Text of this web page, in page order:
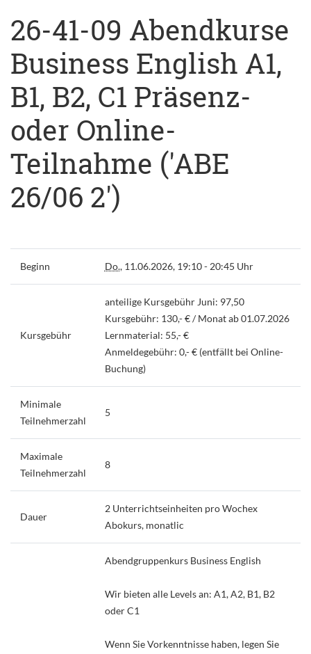
26-41-09 Abendkurse
Business English A1,
B1, B2, C1 Präsenz-
oder Online-
Teilnahme ('ABE
26/06 2')
Beginn Do., 11.06.2026, 19:10 - 20:45 Uhr
Kursgebühr
anteilige Kursgebühr Juni: 97,50
Kursgebühr: 130,- € / Monat ab 01.07.2026
Lernmaterial: 55,- €
Anmeldegebühr: 0,- € (entfällt bei Online-
Buchung)
Minimale
Teilnehmerzahl
5
Maximale
Teilnehmerzahl
8
Dauer
2 Unterrichtseinheiten pro Wochex
Abokurs, monatlic
Abendgruppenkurs Business English
Wir bieten alle Levels an: A1, A2, B1, B2
oder C1
Wenn Sie Vorkenntnisse haben, legen Sie